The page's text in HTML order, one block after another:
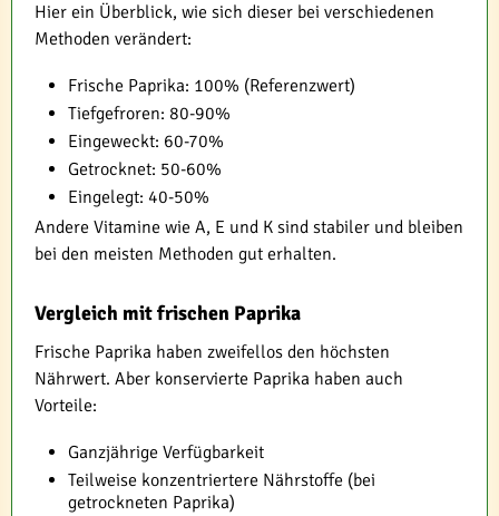
Hier ein Überblick, wie sich dieser bei verschiedenen
Methoden verändert:
Frische Paprika: 100% (Referenzwert)
Tiefgefroren: 80-90%
Eingeweckt: 60-70%
Getrocknet: 50-60%
Eingelegt: 40-50%
Andere Vitamine wie A, E und K sind stabiler und bleiben
bei den meisten Methoden gut erhalten.
Vergleich mit frischen Paprika
Frische Paprika haben zweifellos den höchsten
Nährwert. Aber konservierte Paprika haben auch
Vorteile:
Ganzjährige Verfügbarkeit
Teilweise konzentriertere Nährstoffe (bei
getrockneten Paprika)